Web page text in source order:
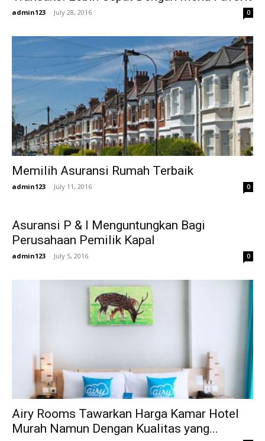
admin123 - July 28, 2016 0
Memilih Asuransi Rumah Terbaik
admin123 - July 11, 2016 0
Asuransi P & I Menguntungkan Bagi
Perusahaan Pemilik Kapal
admin123 - July 5, 2016 0
Airy Rooms Tawarkan Harga Kamar Hotel
Murah Namun Dengan Kualitas yang...